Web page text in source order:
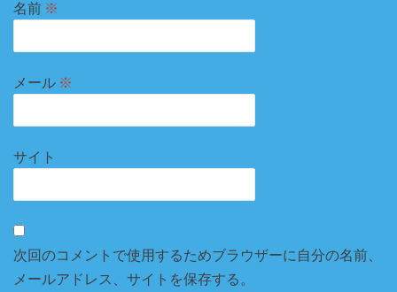
名前 ※
メール ※
サイト
次回のコメントで使用するためブラウザーに自分の名前、
メールアドレス、サイトを保存する。